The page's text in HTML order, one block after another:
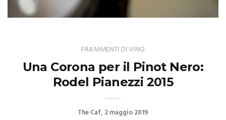
FRAMMENTI DI VINO
Una Corona per il Pinot Nero:
Rodel Pianezzi 2015
The Caf 2 maggio 2019